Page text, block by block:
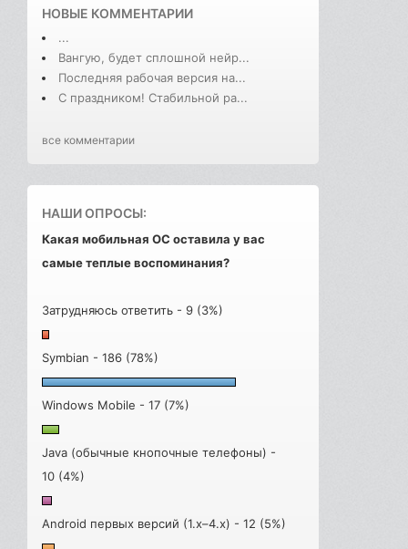
НОВЫЕ КОММЕНТАРИИ
...
Вангую, будет сплошной нейр...
Последняя рабочая версия на...
С праздником! Стабильной ра...
все комментарии
НАШИ ОПРОСЫ:
Какая мобильная ОС оставила у вас
самые теплые воспоминания?
Затрудняюсь ответить - 9 (3%)
Symbian - 186 (78%)
Windows Mobile - 17 (7%)
Java (обычные кнопочные телефоны) -
10 (4%)
Android первых версий (1.x–4.x) - 12 (5%)